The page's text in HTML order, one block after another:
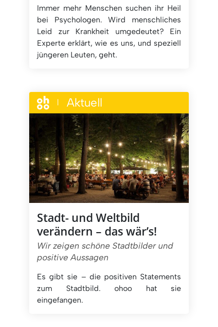
Immer mehr Menschen suchen ihr Heil
bei Psychologen. Wird menschliches
Leid zur Krankheit umgedeutet? Ein
Experte erklärt, wie es uns, und speziell
jüngeren Leuten, geht.
Aktuell
Stadt- und Weltbild
verändern – das wär’s!
Wir zeigen schöne Stadtbilder und
positive Aussagen
Es gibt sie – die positiven Statements
zum Stadtbild. ohoo hat sie
eingefangen.